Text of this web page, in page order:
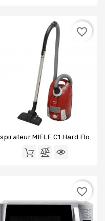
Aspirateur MIELE C1 Hard Floor ECOLINE
favorite_border
favorite_border